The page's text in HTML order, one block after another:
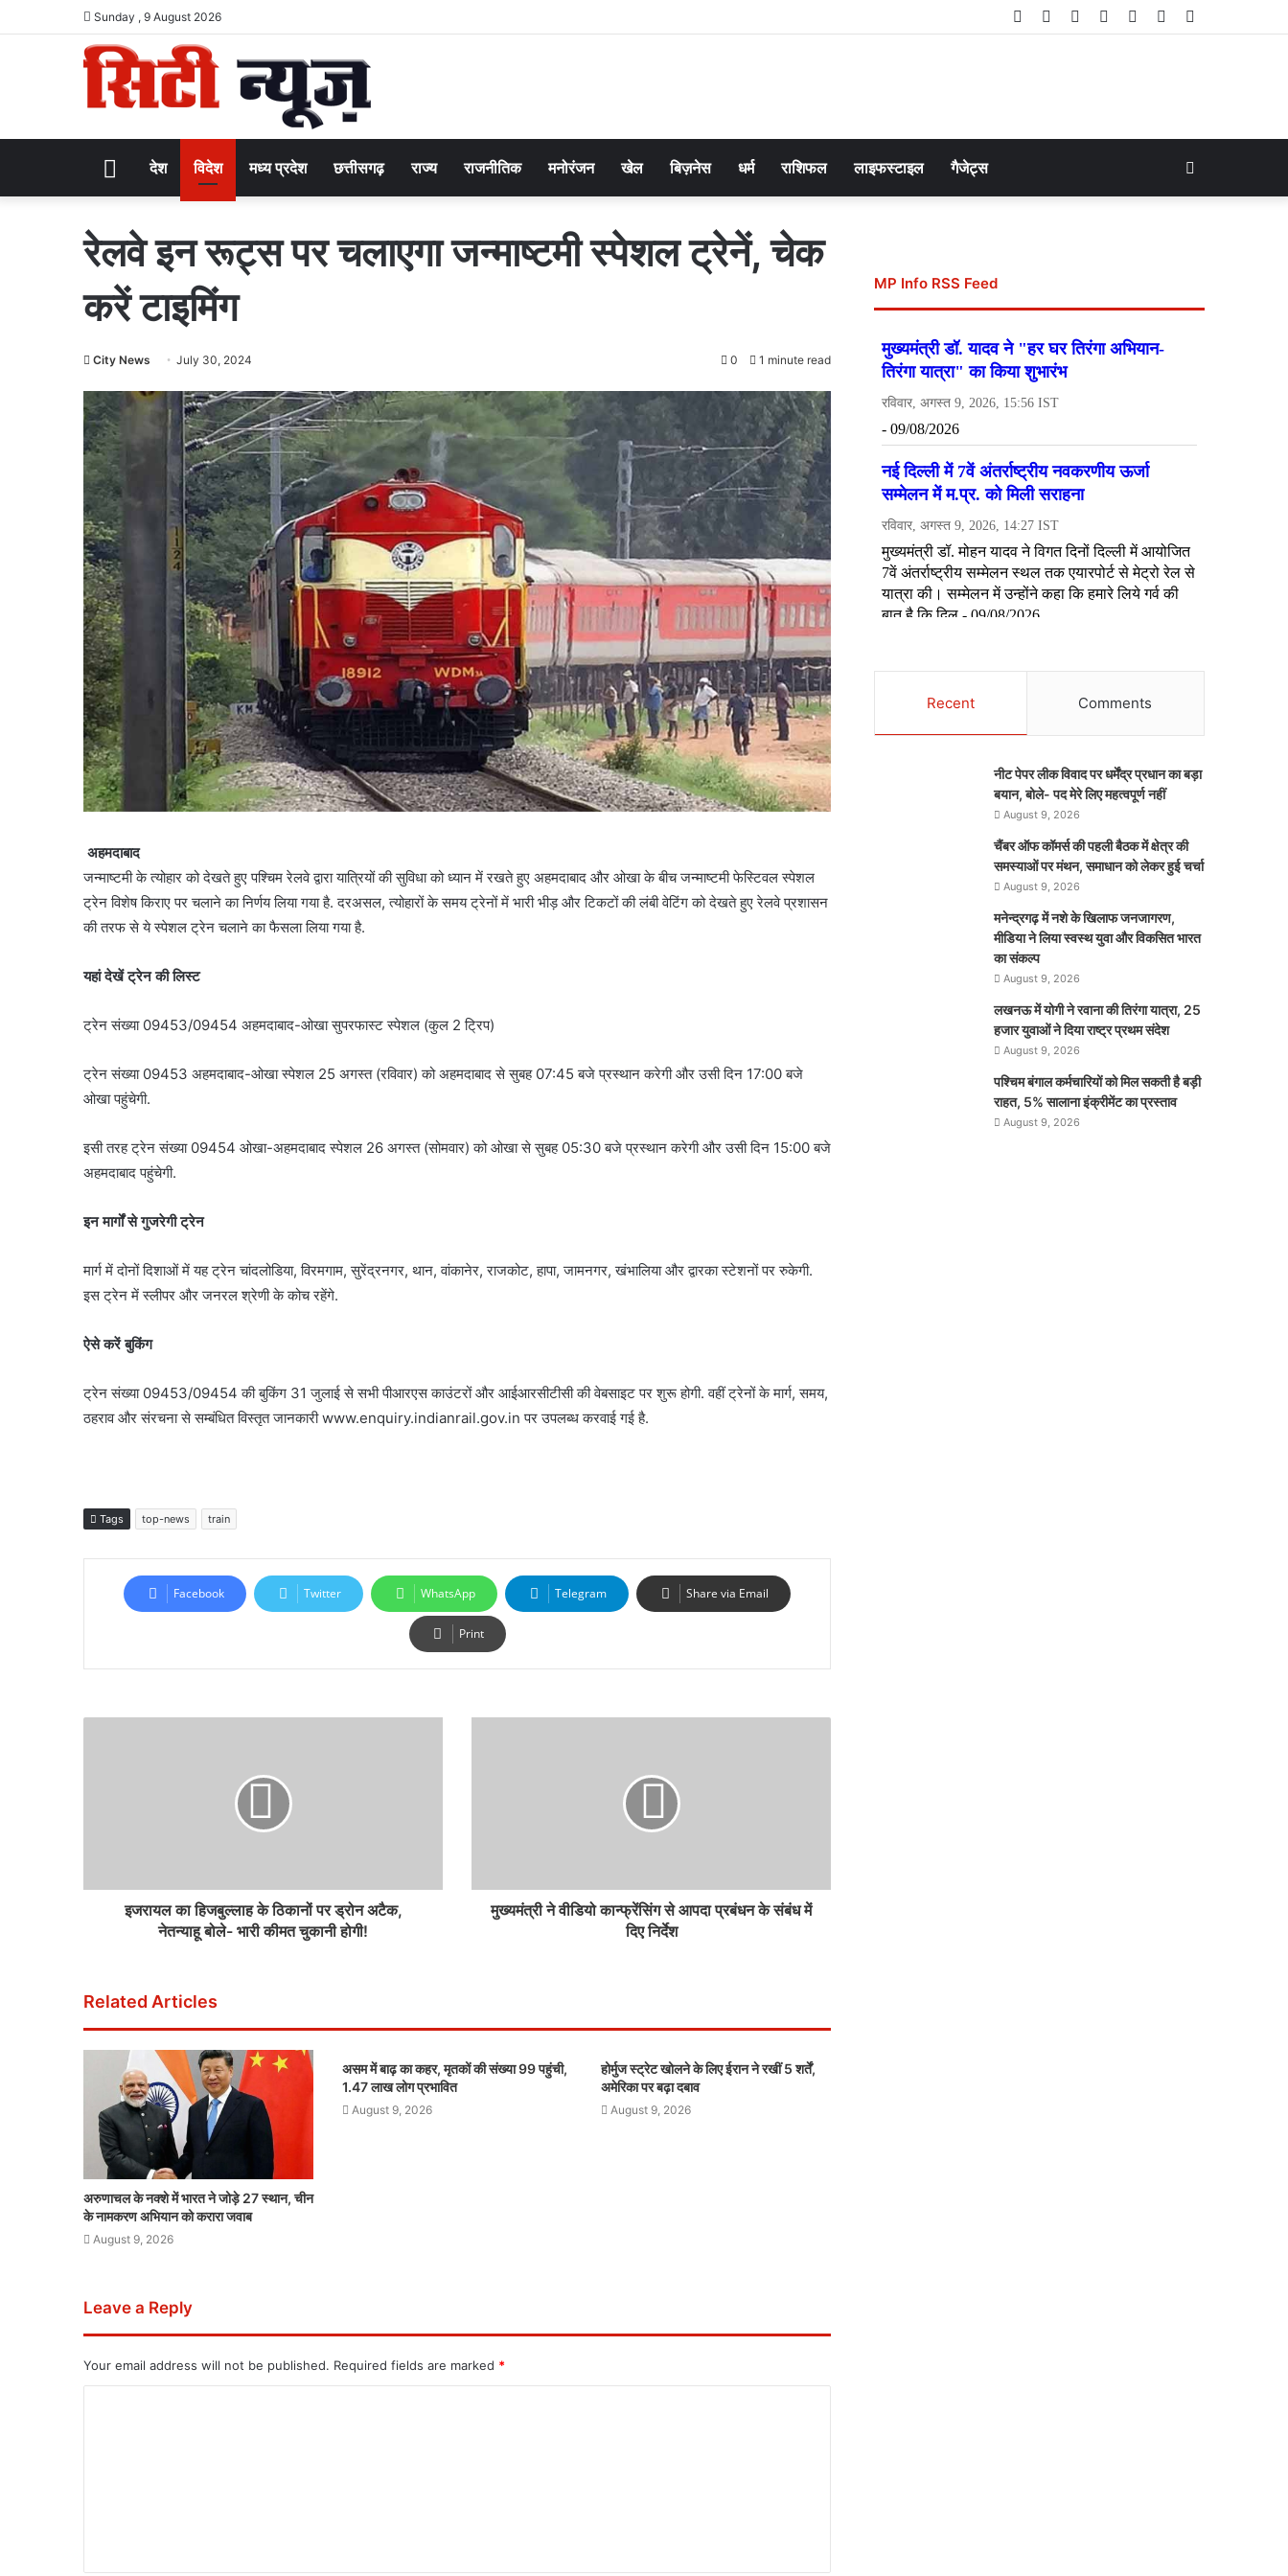
Sunday , 9 August 2026 Telegram
Instagram
YouTube
LinkedIn
Twitter
Facebook
Homeदेश विदेश मध्य प्रदेश छत्तीसगढ़ राज्य राजनीतिक मनोरंजन खेल बिज़नेस धर्म राशिफल लाइफस्टाइल गैजेट्स
रेलवे इन रूट्स पर चलाएगा जन्माष्टमी स्पेशल ट्रेनें, चेक
करें टाइमिंग
City News July 30, 2024 0 1 minute read
अहमदाबाद
जन्माष्टमी के त्योहार को देखते हुए पश्चिम रेलवे द्वारा यात्रियों की सुविधा को ध्यान में रखते हुए अहमदाबाद और ओखा के बीच जन्माष्टमी फेस्टिवल स्पेशल
ट्रेन विशेष किराए पर चलाने का निर्णय लिया गया है. दरअसल, त्योहारों के समय ट्रेनों में भारी भीड़ और टिकटों की लंबी वेटिंग को देखते हुए रेलवे प्रशासन
की तरफ से ये स्पेशल ट्रेन चलाने का फैसला लिया गया है.
यहां देखें ट्रेन की लिस्ट
ट्रेन संख्या 09453/09454 अहमदाबाद-ओखा सुपरफास्ट स्पेशल (कुल 2 ट्रिप)
ट्रेन संख्या 09453 अहमदाबाद-ओखा स्पेशल 25 अगस्त (रविवार) को अहमदाबाद से सुबह 07:45 बजे प्रस्थान करेगी और उसी दिन 17:00 बजे
ओखा पहुंचेगी.
इसी तरह ट्रेन संख्या 09454 ओखा-अहमदाबाद स्पेशल 26 अगस्त (सोमवार) को ओखा से सुबह 05:30 बजे प्रस्थान करेगी और उसी दिन 15:00 बजे
अहमदाबाद पहुंचेगी.
इन मार्गों से गुजरेगी ट्रेन
मार्ग में दोनों दिशाओं में यह ट्रेन चांदलोडिया, विरमगाम, सुरेंद्रनगर, थान, वांकानेर, राजकोट, हापा, जामनगर, खंभालिया और द्वारका स्टेशनों पर रुकेगी.
इस ट्रेन में स्लीपर और जनरल श्रेणी के कोच रहेंगे.
ऐसे करें बुकिंग
ट्रेन संख्‍या 09453/09454 की बुकिंग 31 जुलाई से सभी पीआरएस काउंटरों और आईआरसीटीसी की वेबसाइट पर शुरू होगी. वहीं ट्रेनों के मार्ग, समय,
ठहराव और संरचना से सम्बंधित विस्तृत जानकारी www.enquiry.indianrail.gov.in पर उपलब्ध करवाई गई है.
Tags top-news train
Facebook Twitter WhatsApp Telegram Share via Email
Print
इजरायल का हिजबुल्लाह के ठिकानों पर ड्रोन अटैक,
नेतन्याहू बोले- भारी कीमत चुकानी होगी!
मुख्यमंत्री ने वीडियो कान्फ्रेंसिंग से आपदा प्रबंधन के संबंध में
दिए निर्देश
Related Articles
अरुणाचल के नक्शे में भारत ने जोड़े 27 स्थान, चीन
के नामकरण अभियान को करारा जवाब
August 9, 2026
असम में बाढ़ का कहर, मृतकों की संख्या 99 पहुंची,
1.47 लाख लोग प्रभावित
August 9, 2026
होर्मुज स्ट्रेट खोलने के लिए ईरान ने रखीं 5 शर्तें,
अमेरिका पर बढ़ा दबाव
August 9, 2026
Leave a Reply
Your email address will not be published. Required fields are marked *
MP Info RSS Feed
Recent Comments
नीट पेपर लीक विवाद पर धर्मेंद्र प्रधान का बड़ा
बयान, बोले- पद मेरे लिए महत्वपूर्ण नहीं
August 9, 2026
चैंबर ऑफ कॉमर्स की पहली बैठक में क्षेत्र की
समस्याओं पर मंथन, समाधान को लेकर हुई चर्चा
August 9, 2026
मनेन्द्रगढ़ में नशे के खिलाफ जनजागरण,
मीडिया ने लिया स्वस्थ युवा और विकसित भारत
का संकल्प
August 9, 2026
लखनऊ में योगी ने रवाना की तिरंगा यात्रा, 25
हजार युवाओं ने दिया राष्ट्र प्रथम संदेश
August 9, 2026
पश्चिम बंगाल कर्मचारियों को मिल सकती है बड़ी
राहत, 5% सालाना इंक्रीमेंट का प्रस्ताव
August 9, 2026